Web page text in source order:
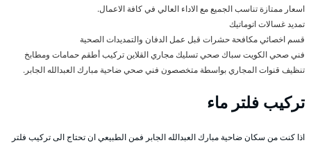
اسعار ممتازة تناسب الجميع مع الاداء العالي في كافة الاعمال.
تمديد غسالات اتوماتيك
قسم اخصائي مكافحة حشرات قبل عمل الدفان والتمديدات الصحية
فني صحي الكويت سباك صحي تسليك مجاري القلاين تركيب أطقم حمامات ومطابخ
تنظيف قنوات المجاري بواسطة متخصصون فني صحي ضاحية مبارك العبدالله الجابر.
تركيب فلتر ماء
اذا كنت من سكان ضاحية مبارك العبدالله الجابر فمن الطبيعي ان تحتاج الى تركيب فلتر